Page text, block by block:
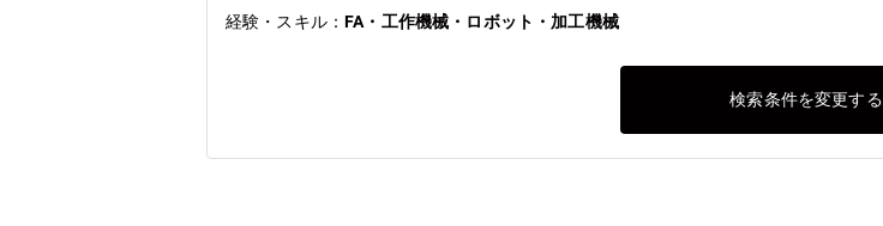
経験・スキル：FA・工作機械・ロボット・加工機械
検索条件を変更する